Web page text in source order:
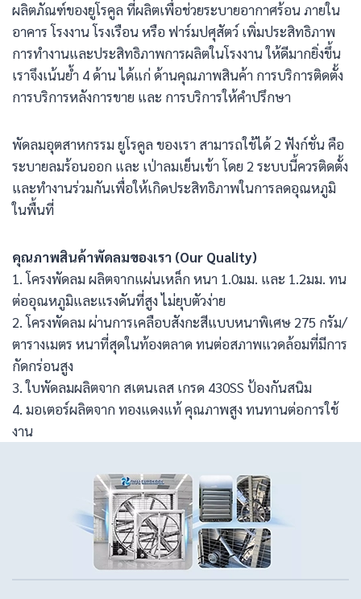
ผลิตภัณฑ์ของยูโรคูล ที่ผลิตเพื่อช่วยระบายอากาศร้อน ภายใน
อาคาร โรงงาน โรงเรือน หรือ ฟาร์มปศุสัตว์ เพิ่มประสิทธิภาพ
การทำงานและประสิทธิภาพการผลิตในโรงงาน ให้ดีมากยิ่งขึ้น
เราจึงเน้นย้ำ 4 ด้าน ได้แก่ ด้านคุณภาพสินค้า การบริการติดตั้ง
การบริการหลังการขาย และ การบริการให้คำปรึกษา
พัดลมอุตสาหกรรม ยูโรคูล ของเรา สามารถใช้ได้ 2 ฟังก์ชั่น คือ
ระบายลมร้อนออก และ เป่าลมเย็นเข้า โดย 2 ระบบนี้ควรติดตั้ง
และทำงานร่วมกันเพื่อให้เกิดประสิทธิภาพในการลดอุณหภูมิ
ในพื้นที่
คุณภาพสินค้าพัดลมของเรา (Our Quality)
1. โครงพัดลม ผลิตจากแผ่นเหล็ก หนา 1.0มม. และ 1.2มม. ทน
ต่ออุณหภูมิและแรงดันที่สูง ไม่ยุบตัวง่าย
2. โครงพัดลม ผ่านการเคลือบสังกะสีแบบหนาพิเศษ 275 กรัม/
ตารางเมตร หนาที่สุดในท้องตลาด ทนต่อสภาพแวดล้อมที่มีการ
กัดกร่อนสูง
3. ใบพัดลมผลิตจาก สเตนเลส เกรด 430SS ป้องกันสนิม
4. มอเตอร์ผลิตจาก ทองแดงแท้ คุณภาพสูง ทนทานต่อการใช้
งาน